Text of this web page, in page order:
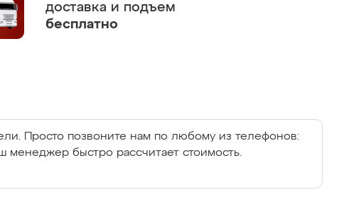
доставка и подъем
бесплатно
Просто позвоните нам по любому из телефонов:
менеджер быстро рассчитает стоимость.